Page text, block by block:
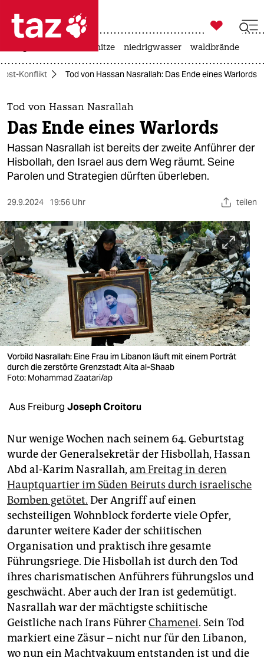
 taz zahl ich
taz zahl ich
themen
politik
öko
sport
berlin
nord
wahrheit
verlag
verlag
shop
fragen & hilfe
unterstützen
abo
genossenschaft
epaper login

taz zahl ich
hitze niedrigwasser waldbrände
Konflikt Tod von Hassan Nasrallah: Das Ende eines Warlords
Tod von Hassan Nasrallah
Das Ende eines Warlords
Hassan Nasrallah ist bereits der zweite Anführer der
Hisbollah, den Israel aus dem Weg räumt. Seine
Parolen und Strategien dürften überleben.
29.9.2024 19:56 Uhr teilen
Vorbild Nasrallah: Eine Frau im Libanon läuft mit einem Porträt
durch die zerstörte Grenzstadt Aita al-Shaab
Foto: Mohammad Zaatari/ap
Aus Freiburg Joseph Croitoru
Nur wenige Wochen nach seinem 64. Geburtstag
wurde der Generalsekretär der Hisbollah, Hassan
Abd al-Karim Nasrallah, am Freitag in deren
Hauptquartier im Süden Beiruts durch israelische
Bomben getötet. Der Angriff auf einen
sechsteiligen Wohnblock forderte viele Opfer,
darunter weitere Kader der schiitischen
Organisation und praktisch ihre gesamte
Führungsriege. Die Hisbollah ist durch den Tod
ihres charismatischen Anführers führungslos und
geschwächt. Aber auch der Iran ist gedemütigt.
Nasrallah war der mächtigste schiitische
Geistliche nach Irans FührerChamenei. Sein Tod
markiert eine Zäsur – nicht nur für den Libanon,
wo nun ein Machtvakuum entstanden ist und die